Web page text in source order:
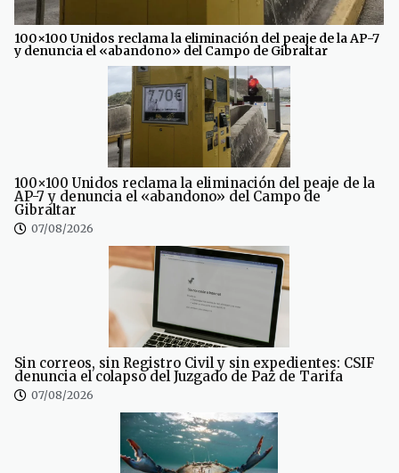
100×100 Unidos reclama la eliminación del peaje de la AP-7
y denuncia el «abandono» del Campo de Gibraltar
100×100 Unidos reclama la eliminación del peaje de la
AP-7 y denuncia el «abandono» del Campo de
Gibraltar
07/08/2026
Sin correos, sin Registro Civil y sin expedientes: CSIF
denuncia el colapso del Juzgado de Paz de Tarifa
07/08/2026